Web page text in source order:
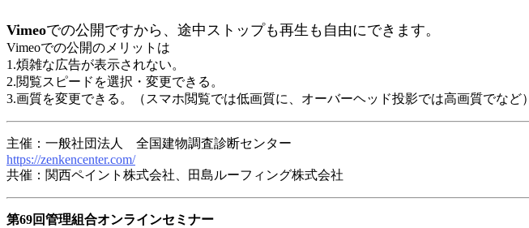
Vimeoでの公開ですから、 途中ストップも再生も自由にできます。
Vimeoでの公開のメリットは
1.煩雑な広告が表示されない。
2.閲覧スピードを選択・変更できる。
3.画質を変更できる。（スマホ閲覧では低画質に、オーバーヘッド投影では高画質でなど）
主催：一般社団法人 全国建物調査診断センター
https://zenkencenter.com/
共催：関西ペイント株式会社、田島ルーフィング株式会社
第69回管理組合オンラインセミナー